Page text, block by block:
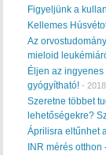
Figyeljünk a
Kellemes
Az
mieloid
Éljen az
gyógyítható!-
Szeretne többet
lehetőségekre?
Áprilisra eltűnhet
INR mérés